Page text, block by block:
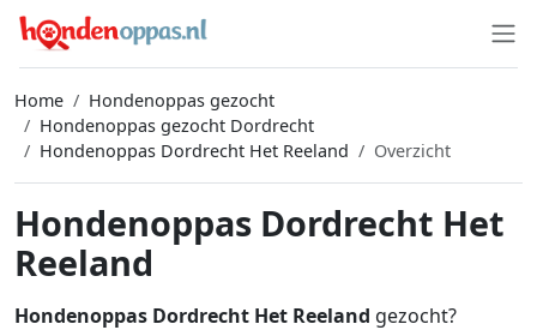
Home
Hondenoppas gezocht
Hondenoppas gezocht Dordrecht
Hondenoppas Dordrecht Het Reeland
Overzicht
Hondenoppas Dordrecht Het
Reeland
Hondenoppas Dordrecht Het Reeland gezocht?